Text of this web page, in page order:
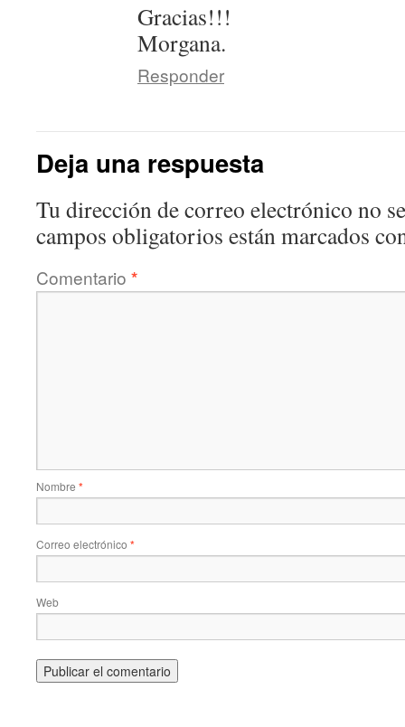
Gracias!!!
Morgana.
Responder
Deja una respuesta
Tu dirección de correo electrónico no
campos obligatorios están marcados
Comentario *
Nombre *
Correo electrónico *
Web